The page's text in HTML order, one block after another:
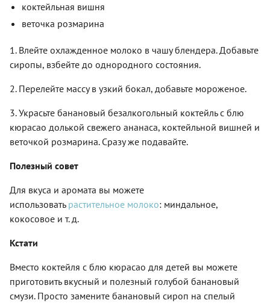
коктейльная вишня
веточка розмарина
1. Влейте охлажденное молоко в чашу блендера. Добавьте
сиропы, взбейте до однородного состояния.
2. Перелейте массу в узкий бокал, добавьте мороженое.
3. Украсьте банановый безалкогольный коктейль с блю
кюрасао долькой свежего ананаса, коктейльной вишней и
веточкой розмарина. Сразу же подавайте.
Полезный совет
Для вкуса и аромата вы можете
использовать растительное молоко: миндальное,
кокосовое и т. д.
Кстати
Вместо коктейля с блю кюрасао для детей вы можете
приготовить вкусный и полезный голубой банановый
смузи. Просто замените банановый сироп на спелый